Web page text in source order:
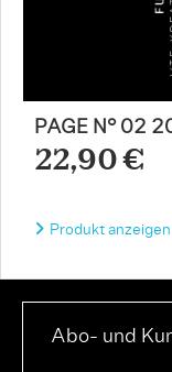
PAGE N° 02
22,90 €
Produkt anzeigen
Abo- und